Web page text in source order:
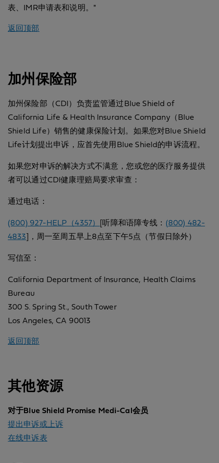
表、IMR申请表和说明。"
返回顶部
加州保险部
加州保险部（CDI）负责监管通过Blue Shield of
California Life & Health Insurance Company（Blue
Shield Life）销售的健康保险计划。如果您对Blue Shield
Life计划提出申诉，应首先使用Blue Shield的申诉流程。
如果您对申诉的解决方式不满意，您或您的医疗服务提供
者可以通过CDI健康理赔局要求审查：
通过电话：
(800) 927-HELP（4357） [听障和语障专线： (800) 482-
4833
]，周一至周五早上8点至下午5点（节假日除外）
写信至：
California Department of Insurance, Health Claims
Bureau
300 S. Spring St., South Tower
Los Angeles, CA 90013
返回顶部
其他资源
对于Blue Shield Promise Medi-Cal会员
提出申诉或上诉
在线申诉表